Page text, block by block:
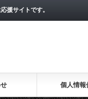
援サイトです。
個人情報